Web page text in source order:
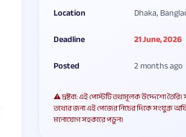
Location
Dhaka,
Deadline
21 June, 2026
Posted
2 months ago
⚠️ দ্রষ্টব্য: এই পোস্টটি তথ্যমূলক উদ্দেশ্যে তৈরি।
তথ্যের জন্য এই পেজের নিচের দিকে সংযুক্ত
মনোযোগ সহকারে পড়ুন।